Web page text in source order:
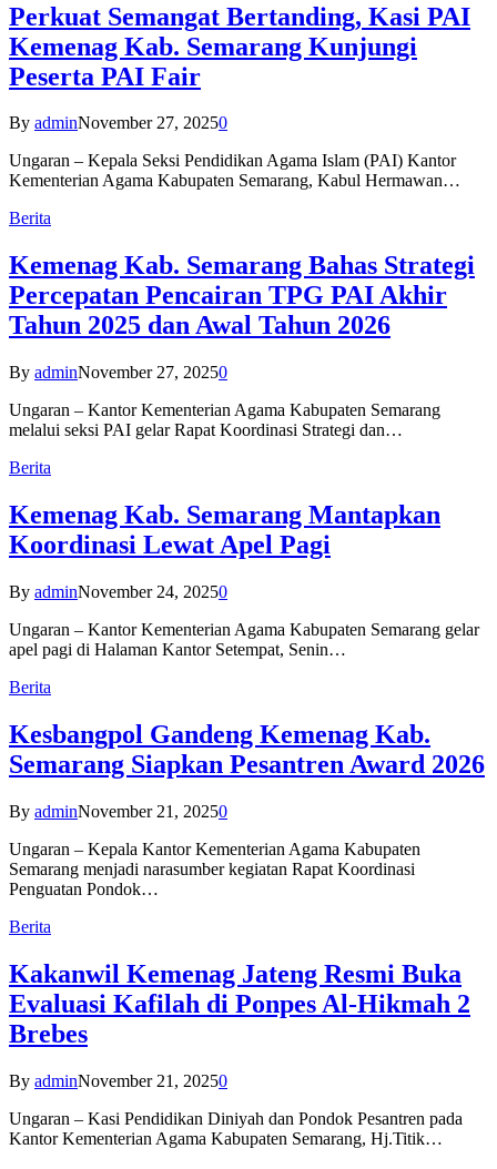
Perkuat Semangat Bertanding, Kasi PAI
Kemenag Kab. Semarang Kunjungi
Peserta PAI Fair
By adminNovember 27, 20250
Ungaran – Kepala Seksi Pendidikan Agama Islam (PAI) Kantor
Kementerian Agama Kabupaten Semarang, Kabul Hermawan…
Berita
Kemenag Kab. Semarang Bahas Strategi
Percepatan Pencairan TPG PAI Akhir
Tahun 2025 dan Awal Tahun 2026
By adminNovember 27, 20250
Ungaran – Kantor Kementerian Agama Kabupaten Semarang
melalui seksi PAI gelar Rapat Koordinasi Strategi dan…
Berita
Kemenag Kab. Semarang Mantapkan
Koordinasi Lewat Apel Pagi
By adminNovember 24, 20250
Ungaran – Kantor Kementerian Agama Kabupaten Semarang gelar
apel pagi di Halaman Kantor Setempat, Senin…
Berita
Kesbangpol Gandeng Kemenag Kab.
Semarang Siapkan Pesantren Award 2026
By adminNovember 21, 20250
Ungaran – Kepala Kantor Kementerian Agama Kabupaten
Semarang menjadi narasumber kegiatan Rapat Koordinasi
Penguatan Pondok…
Berita
Kakanwil Kemenag Jateng Resmi Buka
Evaluasi Kafilah di Ponpes Al-Hikmah 2
Brebes
By adminNovember 21, 20250
Ungaran – Kasi Pendidikan Diniyah dan Pondok Pesantren pada
Kantor Kementerian Agama Kabupaten Semarang, Hj.Titik…